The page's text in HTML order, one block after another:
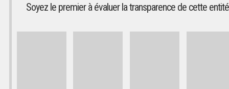
Soyez le premier à évaluer la transparence de cette entité